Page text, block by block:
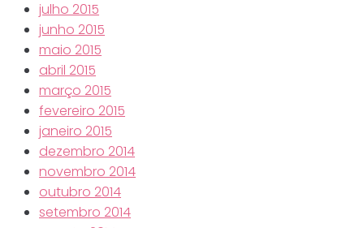
julho 2015
junho 2015
maio 2015
abril 2015
março 2015
fevereiro 2015
janeiro 2015
dezembro 2014
novembro 2014
outubro 2014
setembro 2014